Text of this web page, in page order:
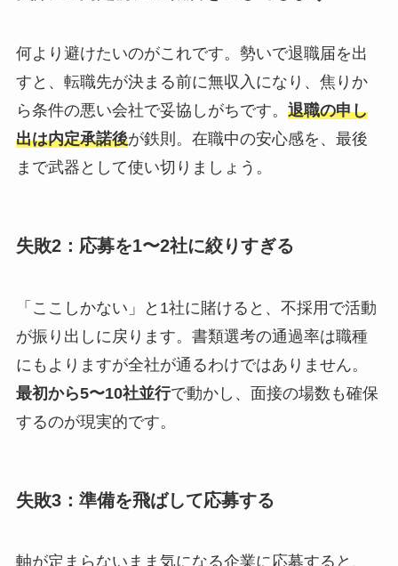
何より避けたいのがこれです。勢いで退職届を出
すと、転職先が決まる前に無収入になり、焦りか
ら条件の悪い会社で妥協しがちです。 退職の申し
出は内定承諾後が鉄則。在職中の安心感を、最後
まで武器として使い切りましょう。
失敗2：応募を1〜2社に絞りすぎる
「ここしかない」と1社に賭けると、不採用で活動
が振り出しに戻ります。書類選考の通過率は職種
にもよりますが全社が通るわけではありません。
最初から5〜10社並行で動かし、面接の場数も確保
するのが現実的です。
失敗3：準備を飛ばして応募する
軸が定まらないまま気になる企業に応募すると、